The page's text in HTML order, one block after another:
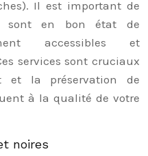
Il est important de
sont en bon état de
accessibles et
services sont cruciaux
et la préservation de
à la qualité de votre
noires